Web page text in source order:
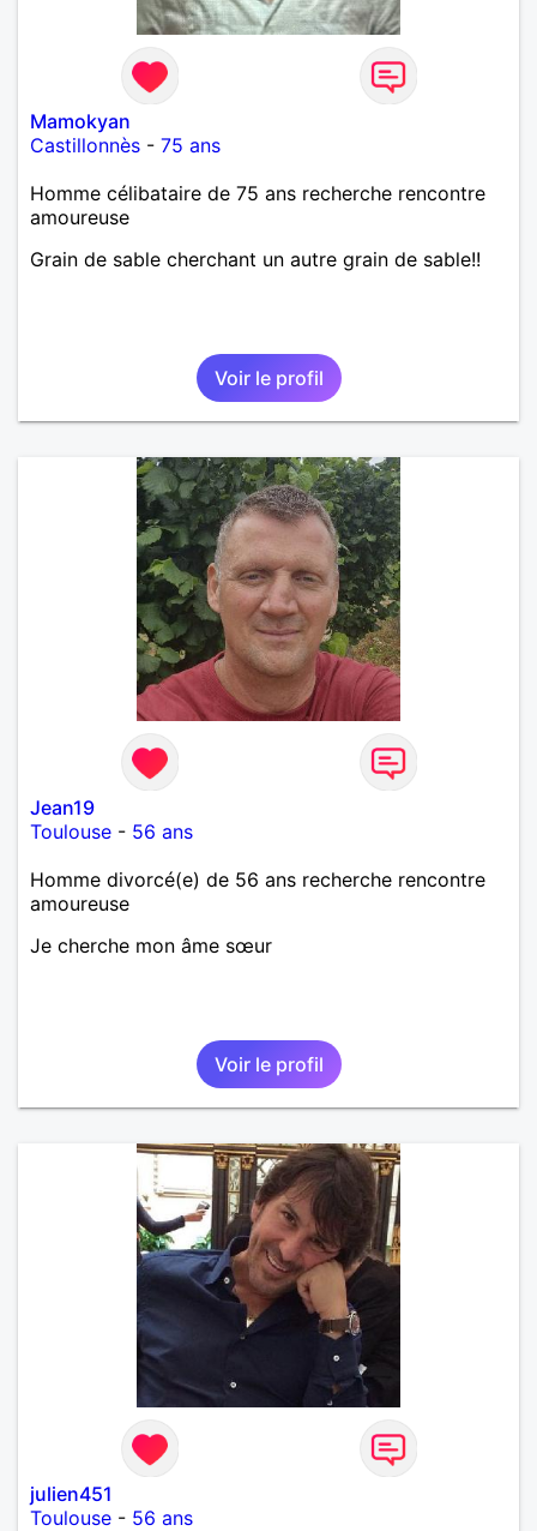
Mamokyan
Castillonnès - 75 ans
Homme célibataire de 75 ans recherche rencontre
amoureuse
Grain de sable cherchant un autre grain de sable!!
Voir le profil
Jean19
Toulouse - 56 ans
Homme divorcé(e) de 56 ans recherche rencontre
amoureuse
Je cherche mon âme sœur
Voir le profil
julien451
Toulouse - 56 ans